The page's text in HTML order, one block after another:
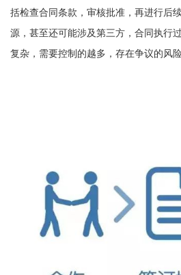
括检查合同条款，审核批准，再进行后
源，甚至还可能涉及第三方，合同执行
复杂，需要控制的越多，存在争议的风险